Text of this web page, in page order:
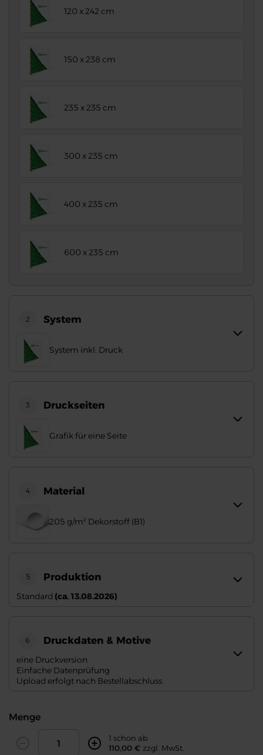
120 x 242 cm
150 x 238 cm
235 x 235 cm
300 x 235 cm
400 x 235 cm
600 x 235 cm
2 System
System inkl. Druck
3 Druckseiten
Grafik für eine Seite
4 Material
205 g/m² Dekorstoff (B1)
5 Produktion
Standard (ca. 13.08.2026)
6 Druckdaten & Motive
eine Druckversion
Einfache Datenprüfung
Upload erfolgt nach Bestellabschluss.
Menge
Increase
1 schon ab
110,00 € zzgl. MwSt.